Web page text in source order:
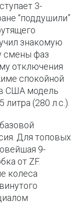
3-
“поддушили”
знакомую
смены фаз
отключения
спокойной
в США модель
(280 л.с.).
Для топовых
9-
от ZF.
колеса